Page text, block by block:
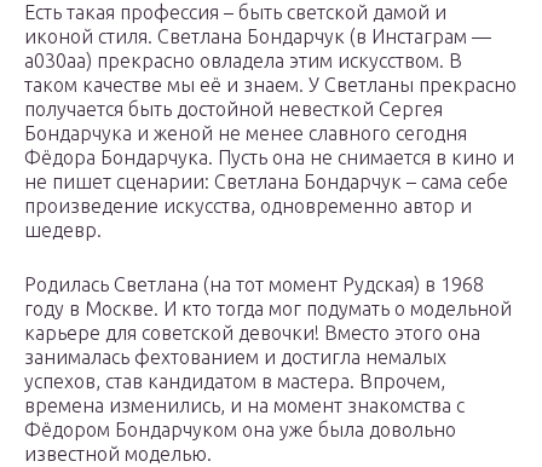
Есть такая профессия – быть светской дамой и
иконой стиля. Светлана Бондарчук (в Инстаграм —
a030aa) прекрасно овладела этим искусством. В
таком качестве мы её и знаем. У Светланы прекрасно
получается быть достойной невесткой Сергея
Бондарчука и женой не менее славного сегодня
Фёдора Бондарчука. Пусть она не снимается в кино и
не пишет сценарии: Светлана Бондарчук – сама себе
произведение искусства, одновременно автор и
шедевр.
Родилась Светлана (на тот момент Рудская) в 1968
году в Москве. И кто тогда мог подумать о модельной
карьере для советской девочки! Вместо этого она
занималась фехтованием и достигла немалых
успехов, став кандидатом в мастера. Впрочем,
времена изменились, и на момент знакомства с
Фёдором Бондарчуком она уже была довольно
известной моделью.